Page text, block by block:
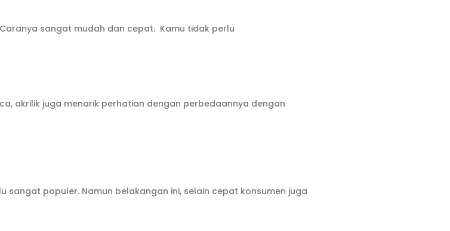
sangat mudah dan cepat. Kamu tidak perlu
akrilik juga menarik perhatian dengan perbedaannya dengan
populer. Namun belakangan ini, selain cepat konsumen juga